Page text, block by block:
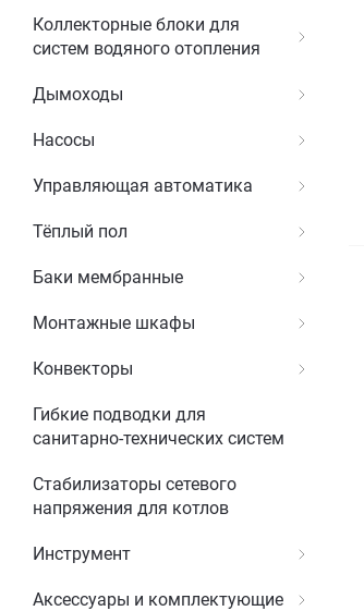
Коллекторные блоки для
систем водяного отопления
Дымоходы
Насосы
Управляющая автоматика
Тёплый пол
Баки мембранные
Монтажные шкафы
Конвекторы
Гибкие подводки для
санитарно-технических систем
Стабилизаторы сетевого
напряжения для котлов
Инструмент
Аксессуары и комплектующие